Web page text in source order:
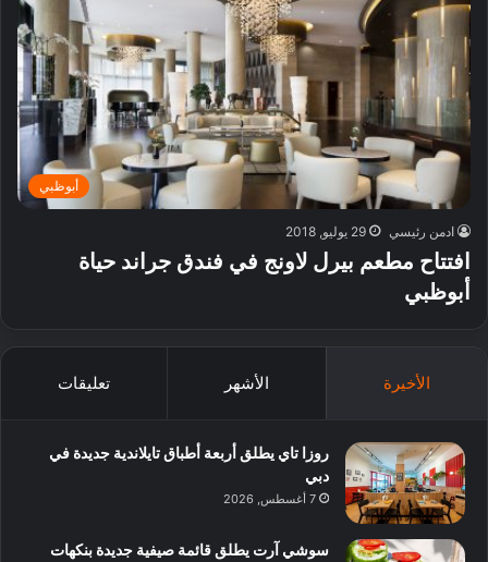
أبوظبي
ادمن رئيسي 29 يوليو, 2018
افتتاح مطعم بيرل لاونج في فندق جراند حياة
أبوظبي
الأخيرة الأشهر تعليقات
روزا تاي يطلق أربعة أطباق تايلاندية جديدة في
دبي
7 أغسطس, 2026
سوشي آرت يطلق قائمة صيفية جديدة بنكهات